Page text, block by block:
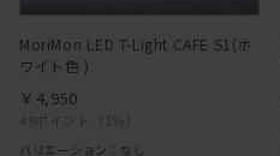
MoriMori LED T-Light CAFE S1(ホ
ワイト色 )
49ポイント （1％）
￥4,950
バリエーション：なし